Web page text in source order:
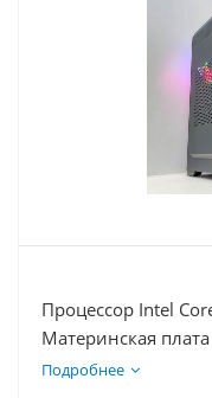
Процессор Intel
Материнская
Видеокарта RTX
Подробнее